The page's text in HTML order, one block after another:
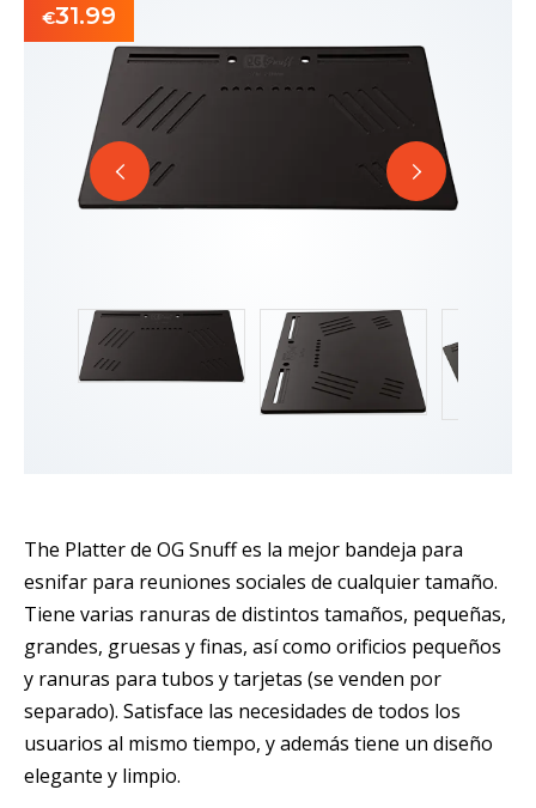
€31.99
The Platter de OG Snuff es la mejor bandeja para
esnifar para reuniones sociales de cualquier tamaño.
Tiene varias ranuras de distintos tamaños, pequeñas,
grandes, gruesas y finas, así como orificios pequeños
y ranuras para tubos y tarjetas (se venden por
separado). Satisface las necesidades de todos los
usuarios al mismo tiempo, y además tiene un diseño
elegante y limpio.